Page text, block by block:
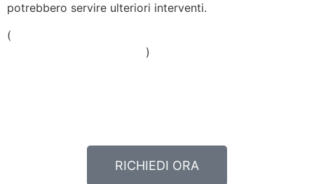
potrebbero servire ulteriori interventi.
(
)
RICHIEDI ORA